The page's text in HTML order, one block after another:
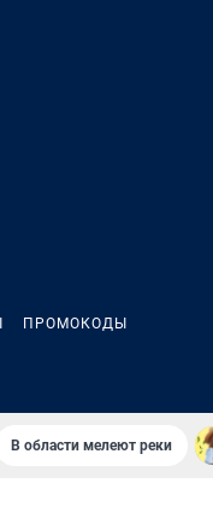
ПРОМОКОДЫ
В области мелеют реки